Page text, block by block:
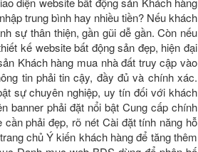
trung bình hay nhiều tiền? Nếu khách
sự thân thiện, gần gũi dễ gần. Còn nếu
kế website bất động sản đẹp, hiện đại
Khách hàng mua nhà đất truy cập vào
tin phải tin cậy, đầy đủ và chính xác.
sự chuyên nghiệp, uy tín đối với khách
banner phải đặt nổi bật Cung cấp chính
phải đẹp, rõ nét Cài đặt tính năng hỗ
chủ Ý kiến khách hàng để tăng thêm